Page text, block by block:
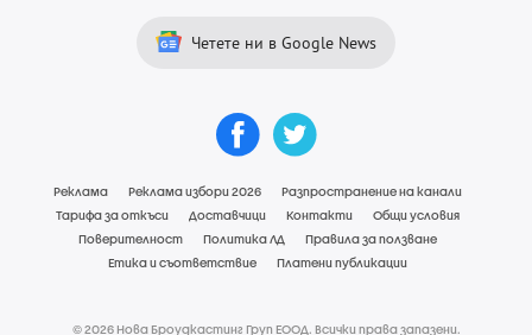
Четете ни в Google News
Реклама Реклама избори 2026
Разпространение на канали
Тарифа за откъси
Доставчици Контакти
Общи условия
Поверителност
Политика ЛД
Правила за ползване
Етика и съответствие
Платени публикации
© 2026 Нова Броудкастинг Груп ЕООД. Всички права запазени.